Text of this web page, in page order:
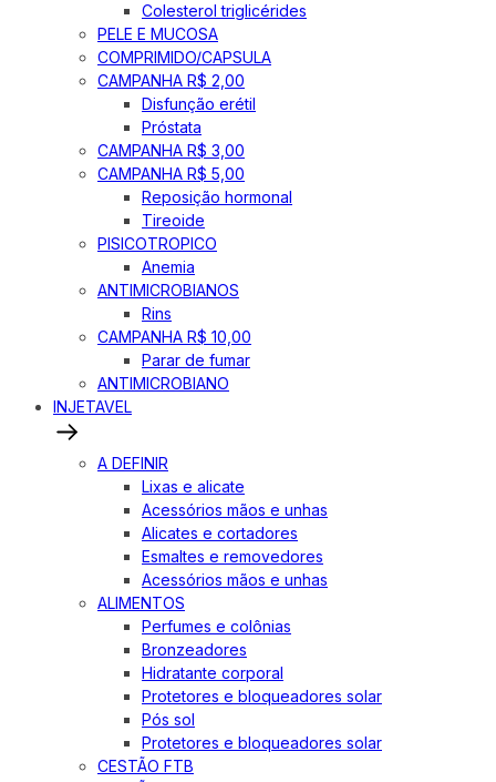
Colesterol triglicérides
PELE E MUCOSA
COMPRIMIDO/CAPSULA
CAMPANHA R$ 2,00
Disfunção erétil
Próstata
CAMPANHA R$ 3,00
CAMPANHA R$ 5,00
Reposição hormonal
Tireoide
PISICOTROPICO
Anemia
ANTIMICROBIANOS
Rins
CAMPANHA R$ 10,00
Parar de fumar
ANTIMICROBIANO
INJETAVEL
A DEFINIR
Lixas e alicate
Acessórios mãos e unhas
Alicates e cortadores
Esmaltes e removedores
Acessórios mãos e unhas
ALIMENTOS
Perfumes e colônias
Bronzeadores
Hidratante corporal
Protetores e bloqueadores solar
Pós sol
Protetores e bloqueadores solar
CESTÃO FTB